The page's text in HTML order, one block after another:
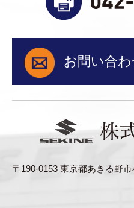
お問い合わ
〒190-0153 東京都あきる野